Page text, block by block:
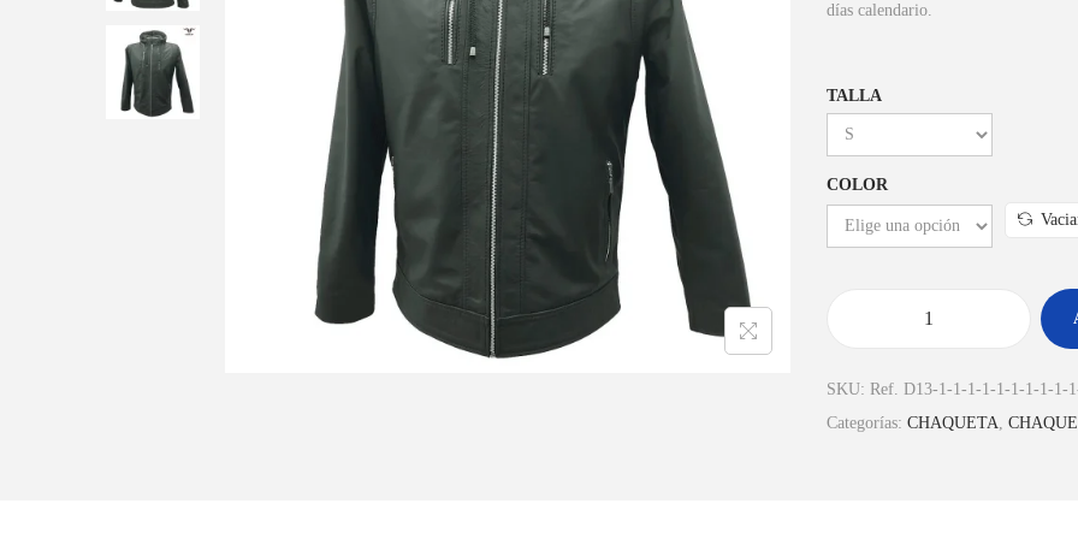
días calendario.
TALLA
COLOR
SKU: Ref. D13-1-1-1-1-1-1-1-1-1-
Categorías: CHAQUETA